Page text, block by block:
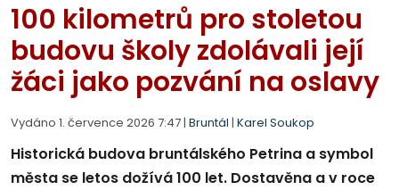
100 kilometrů pro stoletou
budovu školy zdolávali její
žáci jako pozvání na oslavy
Vydáno 1. července 2026 7:47 | Bruntál | Karel Soukop
Historická budova bruntálského Petrina a symbol
města se letos dožívá 100 let. Dostavěna a v roce